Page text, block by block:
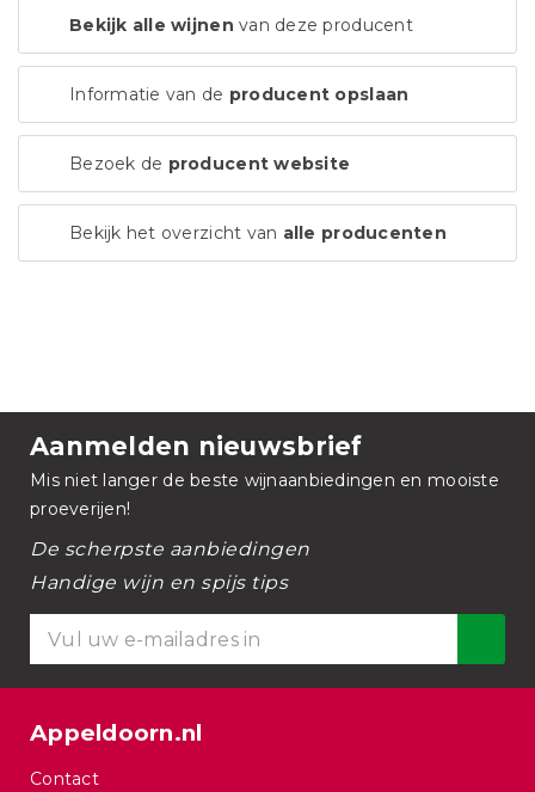
Bekijk alle wijnen van deze producent
Informatie van de producent opslaan
Bezoek de producent website
Bekijk het overzicht van alle producenten
Aanmelden nieuwsbrief
Mis niet langer de beste wijnaanbiedingen en mooiste
proeverijen!
De scherpste aanbiedingen
Handige wijn en spijs tips
Appeldoorn.nl
Contact